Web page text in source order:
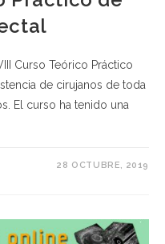
Curso Teórico Práctico
de cirujanos de toda
El curso ha tenido una
28 OCTUBRE, 2019